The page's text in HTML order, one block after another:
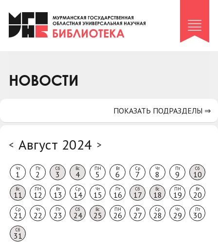
Клуб «Гиря и сельдерей»
Клуб «Семейный архив»
Коллегам
НОВОСТИ
< Август 2024 >
Чт
1
Пт
2
Сб
3
Вс
4
ПН
5
Вт
6
Ср
7
Чт
8
Пт
9
Сб
10
Вс
11
ПН
12
Вт
13
Ср
14
Чт
15
Пт
16
Сб
17
Вс
18
ПН
19
Вт
20
Ср
21
Чт
22
Пт
23
Сб
24
Вс
25
ПН
26
Вт
27
Ср
28
Чт
29
Пт
30
Сб
31
ПОКАЗАТЬ ПОДРАЗДЕЛЫ ⇒